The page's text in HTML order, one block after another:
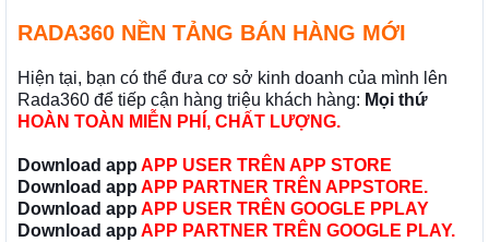
RADA360 NỀN TẢNG BÁN HÀNG MỚI
Hiện tại, bạn có thể đưa cơ sở kinh doanh của mình lên
Rada360 để tiếp cận hàng triệu khách hàng: Mọi thứ
HOÀN TOÀN MIỄN PHÍ, CHẤT LƯỢNG.
Download app APP USER TRÊN APP STORE
Download app APP PARTNER TRÊN APPSTORE.
Download app APP USER TRÊN GOOGLE PPLAY
Download app APP PARTNER TRÊN GOOGLE PLAY.